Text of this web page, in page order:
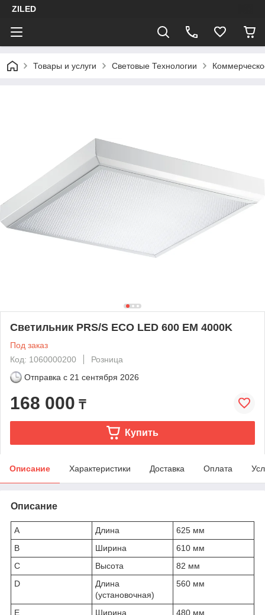
ZILED
Товары и услуги Световые Технологии
Светильник PRS/S ECO LED 600 EM 4000K
Под заказ
Код: 1060000200
Розница
Отправка с 21 сентября 2026
168 000 ₸
Купить
Описание Характеристики Доставка Оплата
Описание
A Длина
625 мм
B
Ширина
610 мм
C
Высота
82 мм
D
Длина
(установочная)
560 мм
E
Ширина
480 мм